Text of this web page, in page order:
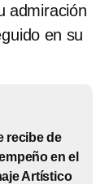
admiración
en su
recibe de
en el
Artístico